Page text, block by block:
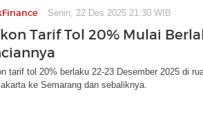
Senin, 22 Des 2025 21:30 WIB
Tarif Tol 20% Mulai
tarif tol 20% berlaku 22-23 Desember 2025 di
ke Semarang dan sebaliknya.